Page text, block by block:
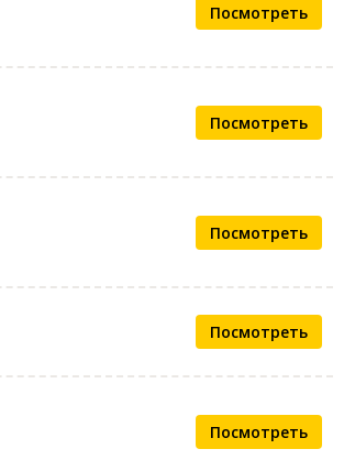
Посмотреть
Посмотреть
Посмотреть
Посмотреть
Посмотреть